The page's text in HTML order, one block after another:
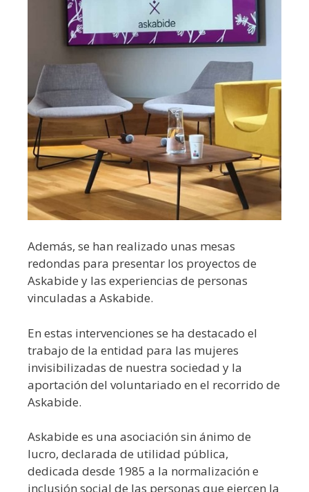
Además, se han realizado unas mesas
redondas para presentar los proyectos de
Askabide y las experiencias de personas
vinculadas a Askabide.
En estas intervenciones se ha destacado el
trabajo de la entidad para las mujeres
invisibilizadas de nuestra sociedad y la
aportación del voluntariado en el recorrido de
Askabide.
Askabide es una asociación sin ánimo de
lucro, declarada de utilidad pública,
dedicada desde 1985 a la normalización e
inclusión social de las personas que ejercen la